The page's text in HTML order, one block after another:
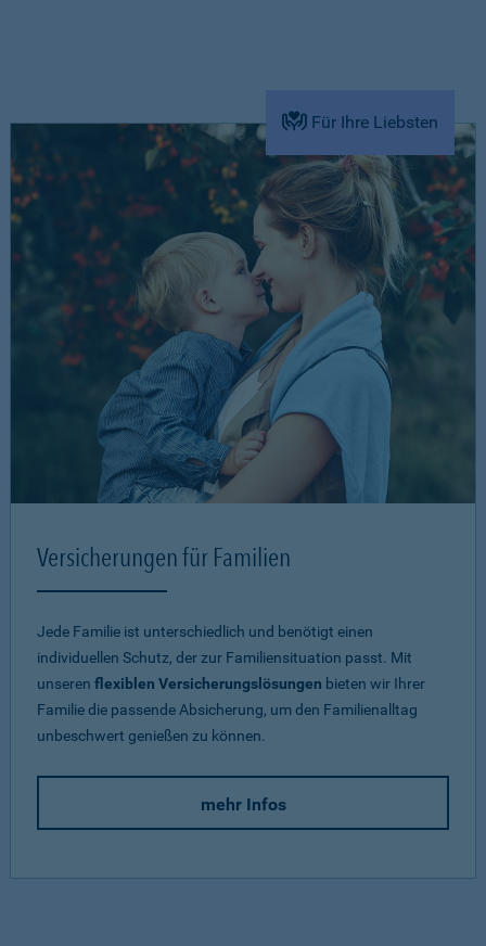
Für Ihre Liebsten
Versicherungen für Familien
Jede Familie ist unterschiedlich und benötigt einen
individuellen Schutz, der zur Familiensituation passt. Mit
unseren flexiblen Versicherungslösungen bieten wir Ihrer
Familie die passende Absicherung, um den Familienalltag
unbeschwert genießen zu können.
mehr Infos